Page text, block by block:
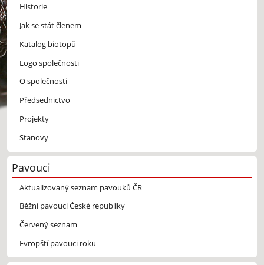
Historie
Jak se stát členem
Katalog biotopů
Logo společnosti
O společnosti
Předsednictvo
Projekty
Stanovy
Pavouci
Aktualizovaný seznam pavouků ČR
Běžní pavouci České republiky
Červený seznam
Evropští pavouci roku